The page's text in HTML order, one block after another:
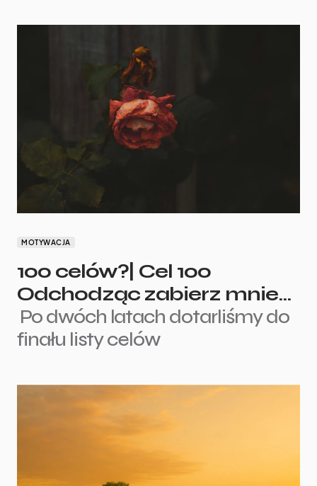
MOTYWACJA
100 celów?| Cel 100
Odchodząc zabierz mnie…
Po dwóch latach dotarliśmy do
finału listy celów